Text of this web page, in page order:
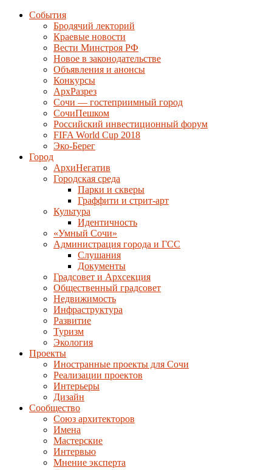
События
Бродячий лекторий
Краевые новости
Вести Минстроя РФ
Новое в законодательстве
Объявления и анонсы
Конкурсы
АрхРазрез
Сочи — гостеприимный город
СочиПешком
Российский инвестиционный форум
FIFA World Cup 2018
Эко-Берег
Город
АрхиНегатив
Городская среда
Парки и скверы
Граффити и стрит-арт
Культура
Идентичность
«Умный Сочи»
Администрация города и ГСС
Слушания
Документы
Градсовет и Архсекция
Общественный градсовет
Недвижимость
Инфраструктура
Развитие
Туризм
Экология
Проекты
Иностранные проекты для Сочи
Реализации проектов
Интерьеры
Дизайн
Сообщество
Союз архитекторов
Имена
Мастерские
Интервью
Мнение эксперта